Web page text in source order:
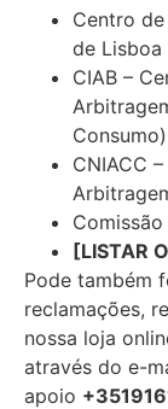
Centro
de Lisboa
CIAB –
Consumo)
CNIACC
[LISTAR
Pode também
reclamações,
nossa loja
através do e-
apoio